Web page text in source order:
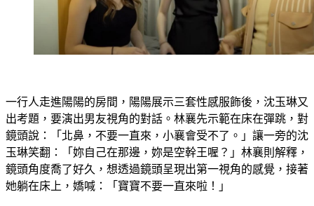
一行人走進陽陽的房間，陽陽展示三套性感服飾後，沈玉琳又
出考題，要演出男友視角的對話。林襄先示範在床在彈跳，對
鏡頭說：「北鼻，不要一直來，小襄會受不了。」讓一旁的沈
玉琳笑翻：「妳自己在那邊，妳是空幹王喔？」林襄則解釋，
鏡頭角度喬了好久，想透過鏡頭呈現出第一視角的感覺，接著
她躺在床上，嬌喊：「寶寶不要一直來啦！」